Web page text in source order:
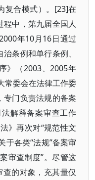
复合模式）。[23]在
中，第九届全国人
年10月16日通过
条例和单行条例、
》（2003、2005年
常委会在法律工作委
专门负责法规的备案
解释备案审查工作
》再次对“规范性文
于各类“法规”备案审
审查制度”。尽管这
查的对象，充其量仅